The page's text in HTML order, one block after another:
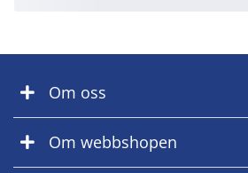
Om oss
Om webbshopen